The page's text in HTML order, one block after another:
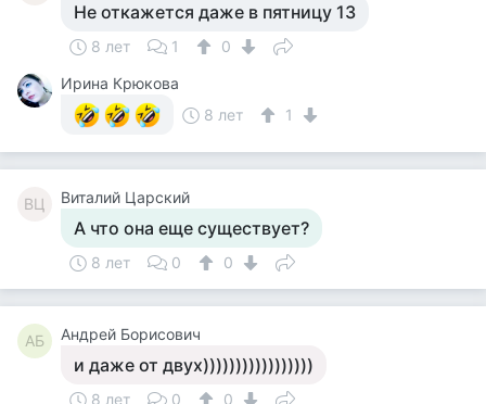
Не откажется даже в пятницу 13
8 лет 1
0
Ирина Крюкова
8 лет
1
ВЦ Виталий Царский
А что она еще существует?
8 лет 0 0
АБ Андрей Борисович
и даже от двух)))))))))))))))))
8 лет 0 0